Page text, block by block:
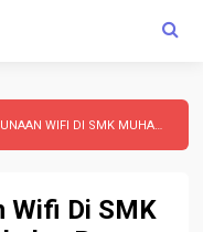
DI SMK MUHAMMADIYAH PANGKALAN BUN
Wifi Di SMK